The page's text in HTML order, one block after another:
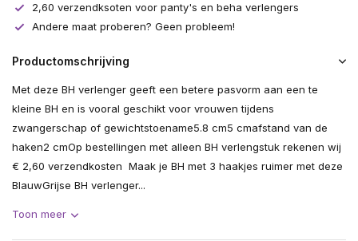
2,60 verzendksoten voor panty's en beha verlengers
Andere maat proberen? Geen probleem!
Productomschrijving
Met deze BH verlenger geeft een betere pasvorm aan een te
kleine BH en is vooral geschikt voor vrouwen tijdens
zwangerschap of gewichtstoename5.8 cm5 cmafstand van de
haken2 cmOp bestellingen met alleen BH verlengstuk rekenen wij
€ 2,60 verzendkosten Maak je BH met 3 haakjes ruimer met deze
BlauwGrijse BH verlenger...
Toon meer